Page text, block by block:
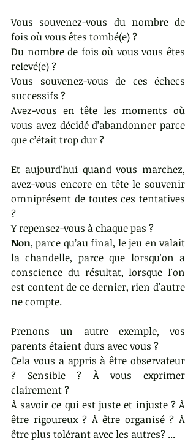
Vous souvenez-vous du nombre de
fois où vous êtes tombé(e) ?
Du nombre de fois où vous vous êtes
relevé(e) ?
Vous souvenez-vous de ces échecs
successifs ?
Avez-vous en tête les moments où
vous avez décidé d’abandonner parce
que c’était trop dur ?
Et aujourd’hui quand vous marchez,
avez-vous encore en tête le souvenir
omniprésent de toutes ces tentatives
?
Y repensez-vous à chaque pas ?
Non, parce qu’au final, le jeu en valait
la chandelle, parce que lorsqu'on a
conscience du résultat, lorsque l'on
est content de ce dernier, rien d'autre
ne compte.
Prenons un autre exemple, vos
parents étaient durs avec vous ?
Cela vous a appris à être observateur
? Sensible ? À vous exprimer
clairement ?
À savoir ce qui est juste et injuste ? À
être rigoureux ? À être organisé ? À
être plus tolérant avec les autres? ...